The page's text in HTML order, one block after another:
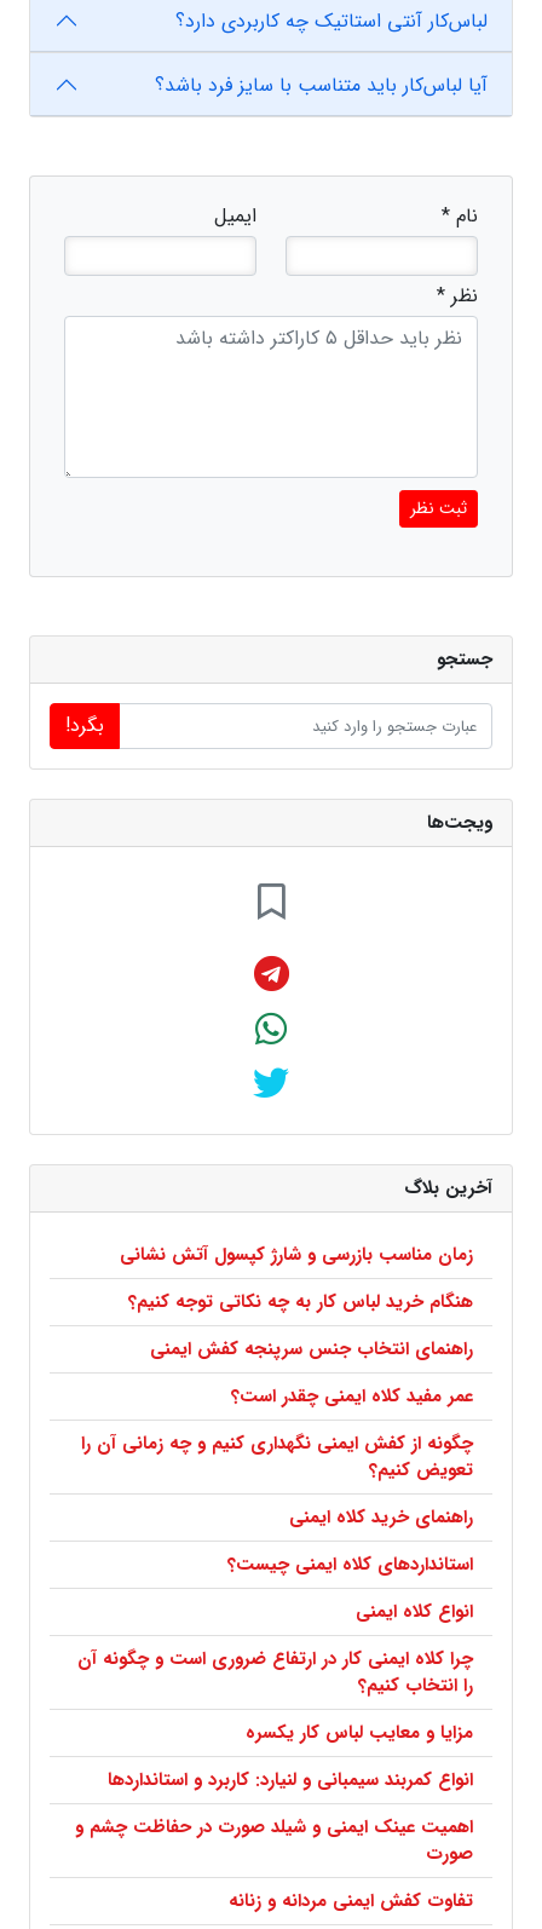
لباس‌کار آنتی استاتیک چه کاربردی دارد؟
آیا لباس‌کار باید متناسب با سایز فرد باشد؟
نام * ایمیل
نظر *
ثبت نظر
جستجو
بگرد!
ویجت‌ها
آخرین بلاگ
زمان مناسب بازرسی و شارژ کپسول آتش نشانی
هنگام خرید لباس کار به چه نکاتی توجه کنیم؟
راهنمای انتخاب جنس سرپنجه کفش ایمنی
عمر مفید کلاه ایمنی چقدر است؟
چگونه از کفش ایمنی نگهداری کنیم و چه زمانی آن را
تعویض کنیم؟
راهنمای خرید کلاه ایمنی
استانداردهای کلاه ایمنی چیست؟
انواع کلاه ایمنی
چرا کلاه ایمنی کار در ارتفاع ضروری است و چگونه آن
را انتخاب کنیم؟
مزایا و معایب لباس کار یکسره
انواع کمربند سیمبانی و لنیارد: کاربرد و استانداردها
اهمیت عینک ایمنی و شیلد صورت در حفاظت چشم و
صورت
تفاوت کفش ایمنی مردانه و زنانه